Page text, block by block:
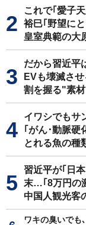
これで｢愛子
裕巳｢野望に
皇室典範の大
だから習近平
EVも壊滅さ
割を握る"素
イワシでもサ
｢がん･動脈硬
とれる魚の種
習近平が｢日
末…｢8万円の
中国人観光客
ワキの臭いでも